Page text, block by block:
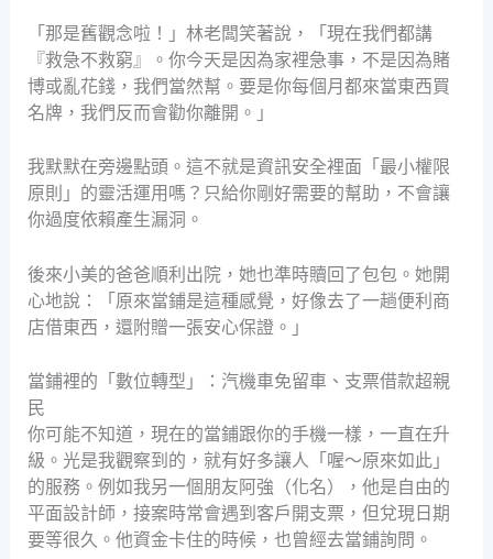
「那是舊觀念啦！」林老闆笑著說，「現在我們都講
『救急不救窮』。你今天是因為家裡急事，不是因為賭
博或亂花錢，我們當然幫。要是你每個月都來當東西買
名牌，我們反而會勸你離開。」
我默默在旁邊點頭。這不就是資訊安全裡面「最小權限
原則」的靈活運用嗎？只給你剛好需要的幫助，不會讓
你過度依賴產生漏洞。
後來小美的爸爸順利出院，她也準時贖回了包包。她開
心地說：「原來當鋪是這種感覺，好像去了一趟便利商
店借東西，還附贈一張安心保證。」
當鋪裡的「數位轉型」：汽機車免留車、支票借款超親
民
你可能不知道，現在的當鋪跟你的手機一樣，一直在升
級。光是我觀察到的，就有好多讓人「喔～原來如此」
的服務。例如我另一個朋友阿強（化名），他是自由的
平面設計師，接案時常會遇到客戶開支票，但兌現日期
要等很久。他資金卡住的時候，也曾經去當鋪詢問。